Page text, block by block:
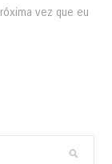
vez que eu